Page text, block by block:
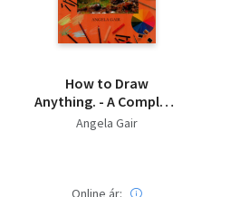
How to Draw
Anything. - A Complete
Guide.
Angela Gair
Online ár: